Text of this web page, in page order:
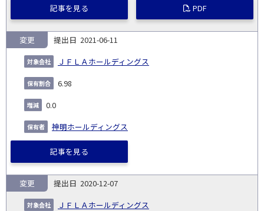
記事を見る PDF
2021-06-11
ＪＦＬＡホールディングス
変更
6.98
0.0
神明ホールディングス
記事を見る
2020-12-07
ＪＦＬＡホールディングス
変更